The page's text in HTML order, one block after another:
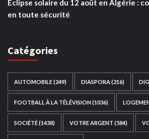
Éclipse solaire du 12 août en Algérie :
en toute sécurité
Catégories
AUTOMOBILE(249) DIASPORA (216)
FOOTBALL À LA TÉLÉVISION(1036)
SOCIÉTÉ(1438) VOTRE ARGENT (584)